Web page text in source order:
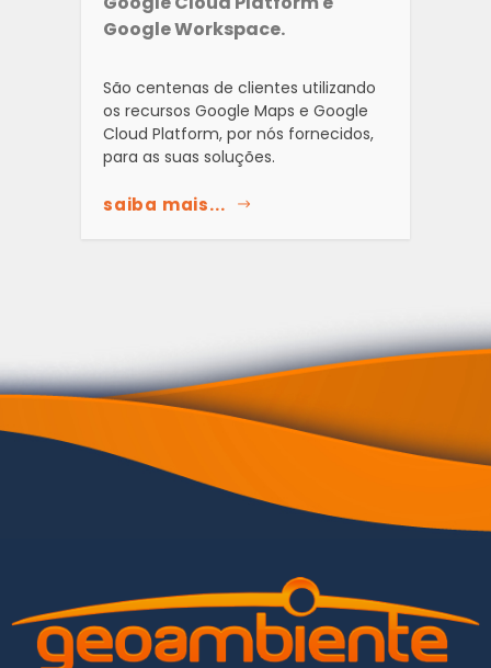
Google Workspace.
São centenas de clientes utilizando
os recursos Google Maps e Google
Cloud Platform, por nós fornecidos,
para as suas soluções.
saiba mais...